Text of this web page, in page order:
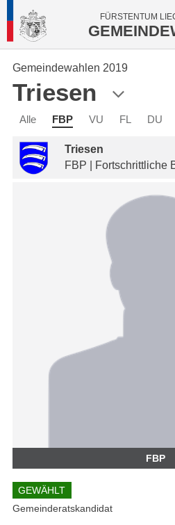
FÜRSTENTUM
Gemeindewahlen 2019
Triesen
Alle FBP VU FL DU
Triesen
FBP | Fortschrittliche
FBP
GEWÄHLT
Gemeinderatskandidat